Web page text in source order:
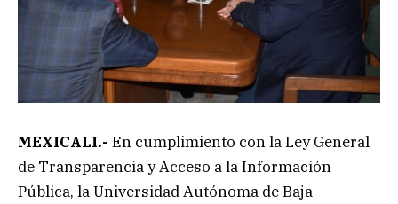
MEXICALI.- En cumplimiento con la Ley General
de Transparencia y Acceso a la Información
Pública, laUniversidad Autónoma de Baja